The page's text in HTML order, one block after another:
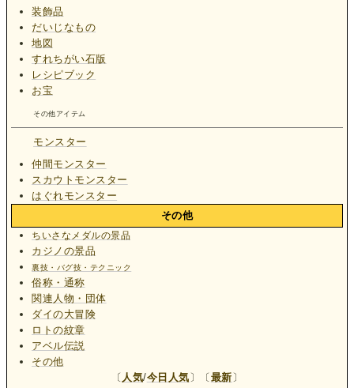
装飾品
だいじなもの
地図
すれちがい石版
レシピブック
お宝
その他アイテム
モンスター
仲間モンスター
スカウトモンスター
はぐれモンスター
その他
ちいさなメダルの景品
カジノの景品
裏技・バグ技・テクニック
俗称・通称
関連人物・団体
ダイの大冒険
ロトの紋章
アベル伝説
その他
〔 人気/今日人気 〕〔 最新 〕